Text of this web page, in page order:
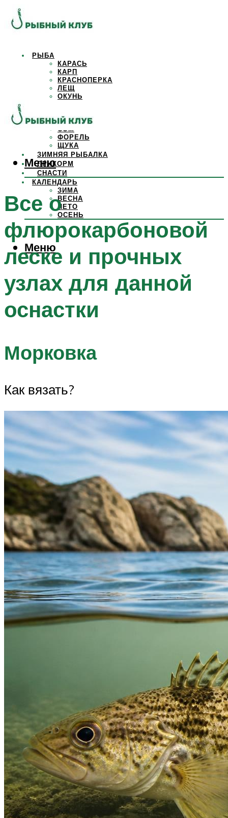
РЫБА
КАРАСЬ
КАРП
КРАСНОПЕРКА
ЛЕЩ
ОКУНЬ
САЗАН
СОМ
ФОРЕЛЬ
ЩУКА
ЗИМНЯЯ РЫБАЛКА
ПРИКОРМ
СНАСТИ
КАЛЕНДАРЬ
ЗИМА
ВЕСНА
ЛЕТО
ОСЕНЬ
Меню
Меню
Все о
флюрокарбоновой
леске и прочных
узлах для данной
оснастки
Морковка
Как вязать?